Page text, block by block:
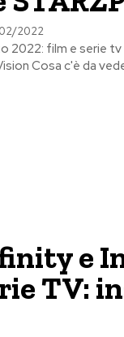
2022
2022: film e serie tv
Cosa c'è da
e
TV: